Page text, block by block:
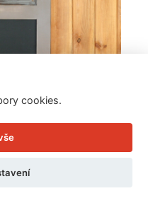
85cm
cookies.